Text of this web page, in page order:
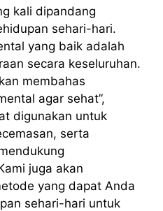
kali dipandang
sehari-hari.
yang baik adalah
secara keseluruhan.
membahas
agar sehat”,
digunakan untuk
serta
juga akan
yang dapat Anda
sehari-hari untuk